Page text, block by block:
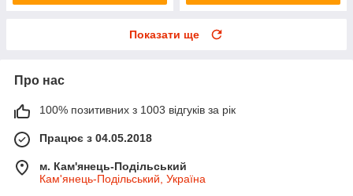
Показати ще
Про нас
100% позитивних з 1003 відгуків за рік
Працює з 04.05.2018
м. Кам'янець-Подільський
Кам'янець-Подільський, Україна